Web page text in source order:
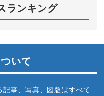
ランキング
いて
事、写真、図版はすべて